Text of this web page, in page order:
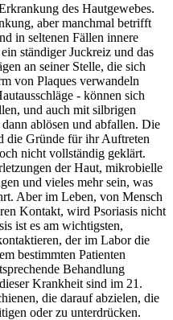
des Hautgewebes.
aber manchmal betrifft
in seltenen Fällen innere
ständiger Juckreiz und das
an seiner Stelle, die sich
von Plaques verwandeln
- können sich
und auch mit silbrigen
ablösen und abfallen. Die
die Gründe für ihr Auftreten
nicht vollständig geklärt.
der Haut, mikrobielle
und vieles mehr sein, was
Aber im Leben, von Mensch
Kontakt, wird Psoriasis nicht
ist es am wichtigsten,
der im Labor die
bestimmten Patienten
Behandlung
Krankheit sind im 21.
die darauf abzielen, die
oder zu unterdrücken.